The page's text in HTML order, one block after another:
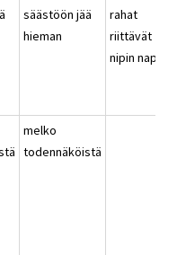
säästöön jää
hieman
rahat
riittävät
nipin napin
melko
todennäköistä